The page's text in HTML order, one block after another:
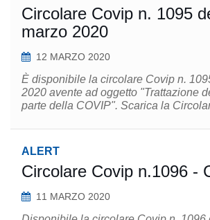
Circolare Covip n. 1095
marzo 2020
12 MARZO 2020
È disponibile la circolare Covip n.
2020 avente ad oggetto "Trattazione
parte della COVIP". Scarica la
ALERT
Circolare Covip n.1096 -
11 MARZO 2020